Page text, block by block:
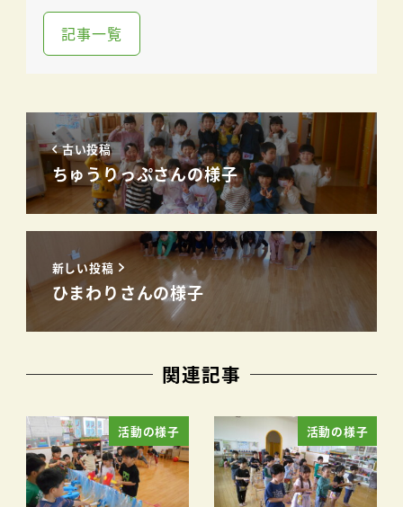
記事一覧
古い投稿
ちゅうりっぷさんの様子
新しい投稿
ひまわりさんの様子
関連記事
活動の様子 活動の様子